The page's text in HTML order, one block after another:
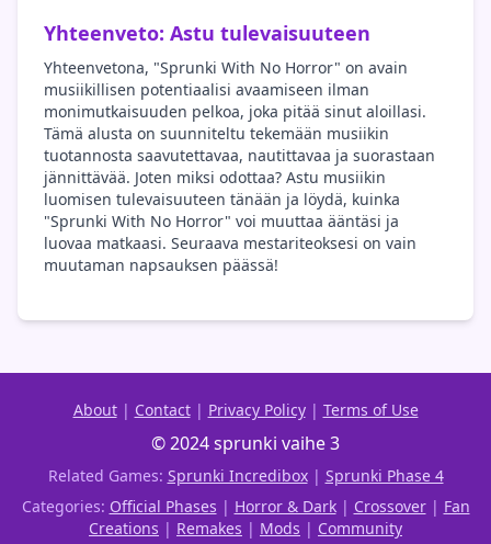
Yhteenveto: Astu tulevaisuuteen
Yhteenvetona, "Sprunki With No Horror" on avain
musiikillisen potentiaalisi avaamiseen ilman
monimutkaisuuden pelkoa, joka pitää sinut aloillasi.
Tämä alusta on suunniteltu tekemään musiikin
tuotannosta saavutettavaa, nautittavaa ja suorastaan
jännittävää. Joten miksi odottaa? Astu musiikin
luomisen tulevaisuuteen tänään ja löydä, kuinka
"Sprunki With No Horror" voi muuttaa ääntäsi ja
luovaa matkaasi. Seuraava mestariteoksesi on vain
muutaman napsauksen päässä!
About| Contact| Privacy Policy| Terms of Use
© 2024 sprunki vaihe 3
Related Games: Sprunki Incredibox| Sprunki Phase 4
Categories: Official Phases | Horror & Dark| Crossover| Fan
Creations | Remakes | Mods | Community